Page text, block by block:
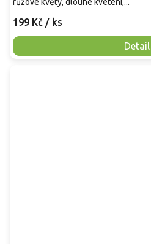
199 Kč / ks
Detail
růžové květy, dlouhé kvetení,...